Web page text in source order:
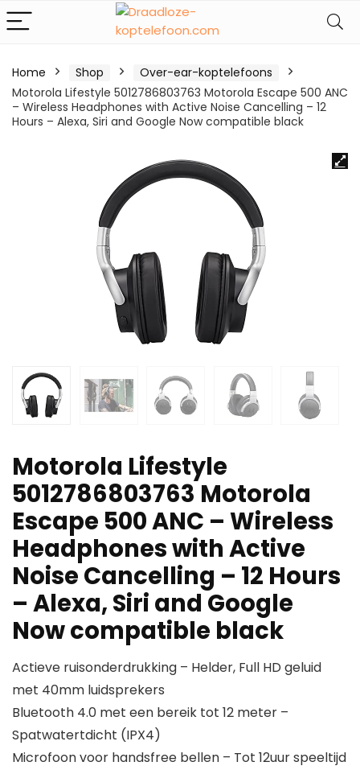
Home Shop
Over-ear-koptelefoons
Motorola Lifestyle 5012786803763 Motorola Escape 500 ANC
– Wireless Headphones with Active Noise Cancelling – 12
Hours – Alexa, Siri and Google Now compatible black
Motorola Lifestyle
5012786803763 Motorola
Escape 500 ANC – Wireless
Headphones with Active
Noise Cancelling – 12 Hours
– Alexa, Siri and Google
Now compatible black
Actieve ruisonderdrukking – Helder, Full HD geluid
met 40mm luidsprekers
Bluetooth 4.0 met een bereik tot 12 meter –
Spatwatertdicht (IPX4)
Microfoon voor handsfree bellen – Tot 12uur speeltijd